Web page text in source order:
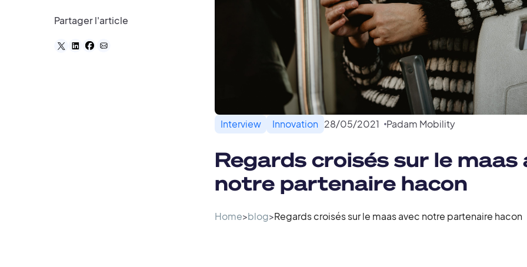
Partager l'article
Home>blog>Regards croisés sur le maas avec notre partenaire hacon
Regards croisés sur le maas
notre partenaire hacon
Interview Innovation 28/05/2021 Padam Mobility